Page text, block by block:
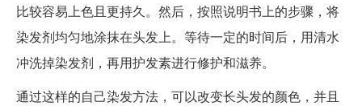
比较容易上色且更持久。然后，按照说明书上的步骤，将
染发剂均匀地涂抹在头发上。等待一定的时间后，用清水
冲洗掉染发剂，再用护发素进行修护和滋养。
通过这样的自己染发方法，可以改变长头发的颜色，并且